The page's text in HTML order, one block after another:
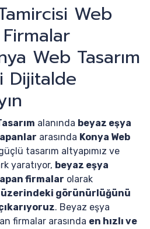
Web
Web Tasarım
Dijitalde
alanında beyaz eşya
arasında Konya Web
tasarım altyapımız ve
yaratıyor, beyaz eşya
firmalar olarak
görünürlüğünü
. Beyaz eşya
firmalar arasında en hızlı ve